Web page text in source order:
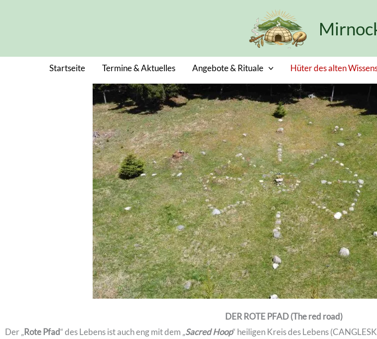
Startseite Termine & Aktuelles Angebote & Rituale Hüter des alten
DER ROTE PFAD (The red road)
Der „Rote Pfad“ des Lebens ist auch eng mit dem „Sacred Hoop“ heiligen Kreis des Lebens